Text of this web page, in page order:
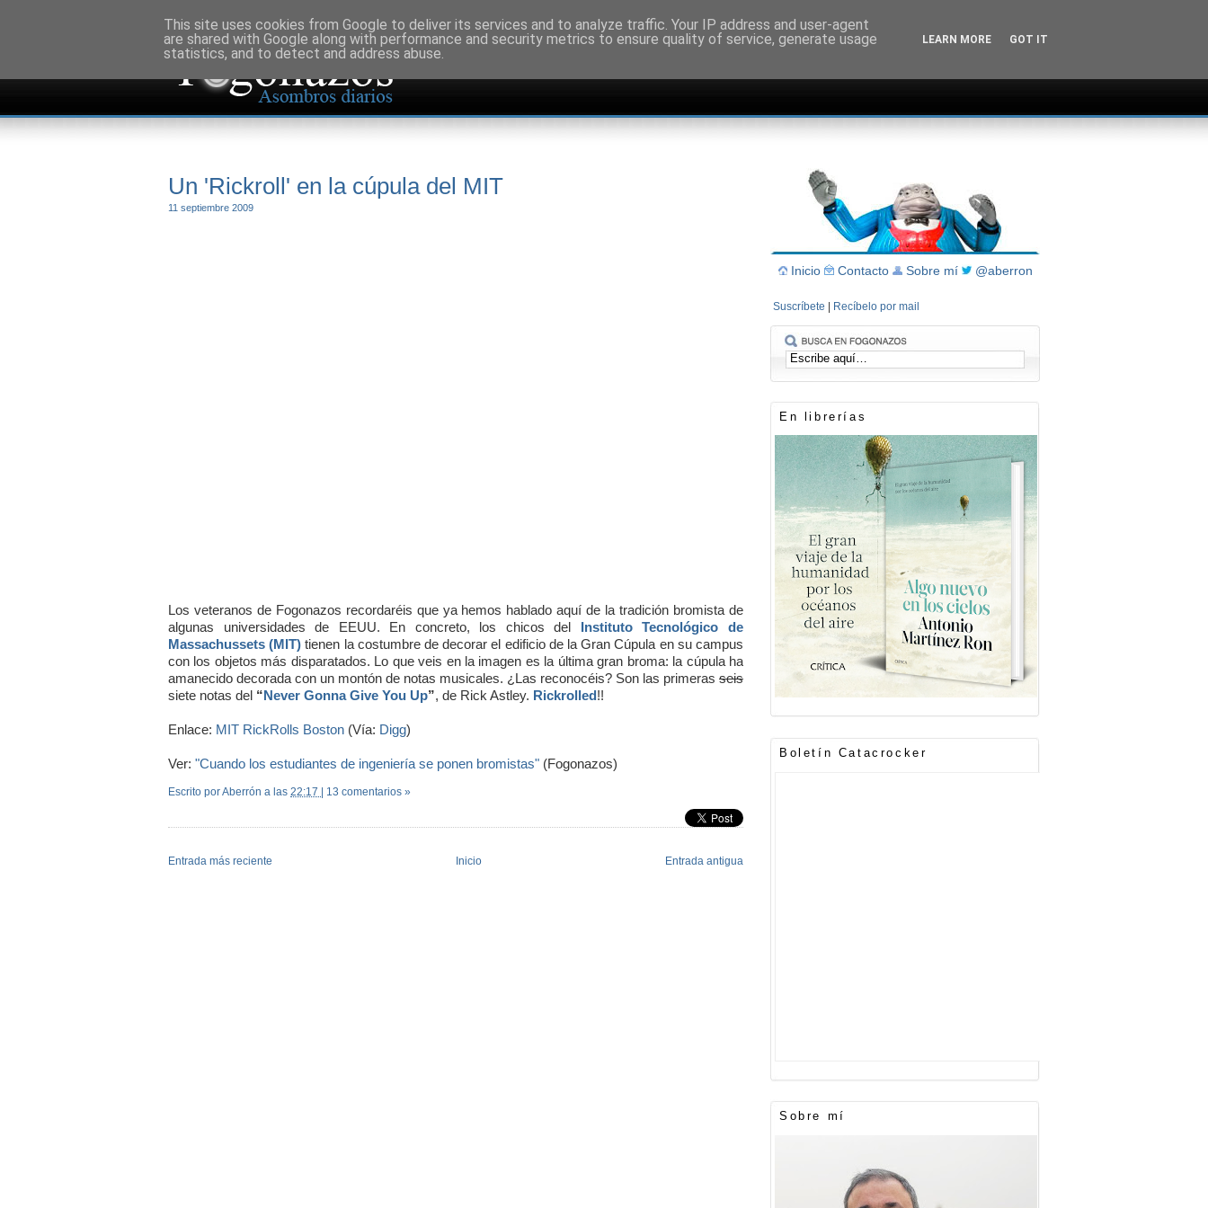
Un 'Rickroll' en la cúpula del MIT
11 septiembre 2009
Los veteranos de Fogonazos recordaréis que ya hemos hablado aquí de la tradición bromista de
algunas universidades de EEUU. En concreto, los chicos del Instituto Tecnológico de
Massachussets (MIT) tienen la costumbre de decorar el edificio de la Gran Cúpula en su campus
con los objetos más disparatados. Lo que veis en la imagen es la última gran broma: la cúpula ha
amanecido decorada con un montón de notas musicales. ¿Las reconocéis? Son las primeras seis
siete notas del “Never Gonna Give You Up”, de Rick Astley. Rickrolled!!
Enlace: MIT RickRolls Boston (Vía: Digg)
Ver: "Cuando los estudiantes de ingeniería se ponen bromistas" (Fogonazos)
Escrito por Aberrón a las 22:17 | 13 comentarios »
Entrada más reciente Entrada antigua
Inicio
Inicio Contacto Sobre mí @aberron
Suscríbete Recíbelo por mail
En librerías
Boletín Catacrocker
Sobre mí
This site uses cookies from Google to deliver its services and to analyze traffic. Your IP address and user-agent
are shared with Google along with performance and security metrics to ensure quality of service, generate usage
statistics, and to detect and address abuse.
LEARN MORE GOT IT